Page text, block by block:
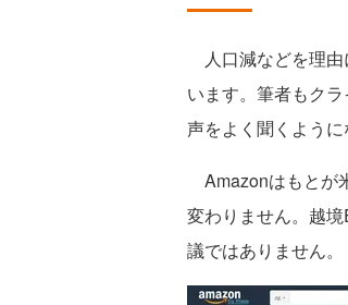
人口減などを理由
います。筆者もク
声をよく聞くように
Amazonはもとが
変わりません。越
議ではありません。